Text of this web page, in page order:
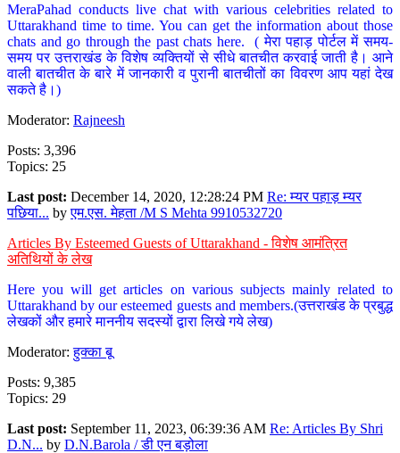
MeraPahad conducts live chat with various celebrities related to
Uttarakhand time to time. You can get the information about those
chats and go through the past chats here. ( मेरा पहाड़ पोर्टल में समय-
समय पर उत्तराखंड के विशेष व्यक्तियों से सीधे बातचीत करवाई जाती है। आने
वाली बातचीत के बारे में जानकारी व पुरानी बातचीतों का विवरण आप यहां देख
सकते है।)
Moderator: Rajneesh
Posts: 3,396
Topics: 25
Last post: December 14, 2020, 12:28:24 PM Re: म्यर पहाड़ म्यर
पछिया... byएम.एस. मेहता /M S Mehta 9910532720
Articles By Esteemed Guests of Uttarakhand - विशेष आमंत्रित
अतिथियों के लेख
Here you will get articles on various subjects mainly related to
Uttarakhand by our esteemed guests and members.(उत्तराखंड के प्रबुद्ध
लेखकों और हमारे माननीय सदस्यों द्वारा लिखे गये लेख)
Moderator:हुक्का बू
Posts: 9,385
Topics: 29
Last post: September 11, 2023, 06:39:36 AM Re: Articles By Shri
D.N... by D.N.Barola / डी एन बड़ोला